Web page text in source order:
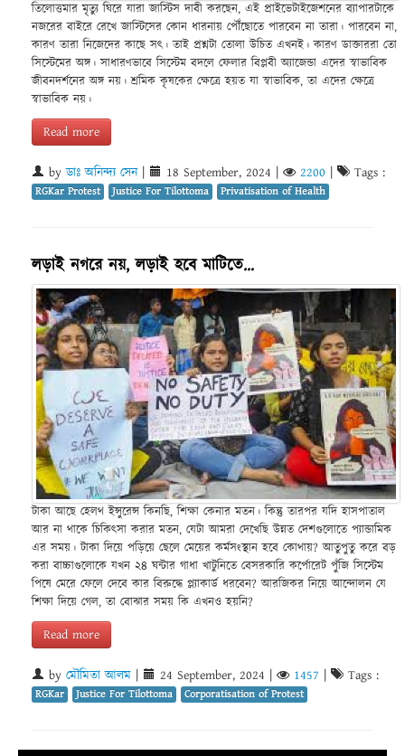
তিলোত্তমার মৃত্যু ঘিরে যারা জাস্টিস দাবী করছেন, এই প্রাইভেটাইজেশনের ব্যাপারটাকে
নজরের বাইরে রেখে জাস্টিসের কোন ধারনায় পৌঁছোতে পারবেন না তারা। পারবেন না,
কারণ তারা নিজেদের কাছে সৎ। তাই প্রশ্নটা তোলা উচিত এখনই। কারণ ডাক্তাররা তো
সিস্টেমের অঙ্গ। সাধারণভাবে সিস্টেম বদলে ফেলার বিপ্লবী অ্যাজেন্ডা এদের স্বাভাবিক
জীবনদর্শনের অঙ্গ নয়। শ্রমিক কৃষকের ক্ষেত্রে হয়ত যা স্বাভাবিক, তা এদের ক্ষেত্রে
স্বাভাবিক নয়।
Read more
byডাঃ অনিন্দ্য সেন| 18 September, 2024 2200 Tags :
RGKar Protest Justice For Tilottoma Privatisation of Health
লড়াই নগরে নয়, লড়াই হবে মাটিতে…
টাকা আছে হেলথ ইন্সুরেন্স কিনছি, শিক্ষা কেনার মতন। কিন্তু তারপর যদি হাসপাতাল
আর না থাকে চিকিৎসা করার মতন, যেটা আমরা দেখেছি উন্নত দেশগুলোতে প্যান্ডামিক
এর সময়। টাকা দিয়ে পড়িয়ে ছেলে মেয়ের কর্মসংস্থান হবে কোথায়? আতুপুতু করে বড়
করা বাচ্চাগুলোকে যখন ২৪ ঘন্টার গাধা খাটুনিতে বেসরকারি কর্পোরেট পুঁজি সিস্টেম
পিষে মেরে ফেলে দেবে কার বিরুদ্ধে প্ল্যাকার্ড ধরবেন? আরজিকর নিয়ে আন্দোলন যে
শিক্ষা দিয়ে গেল, তা বোঝার সময় কি এখনও হয়নি?
Read more
by মৌমিতা আলম 24 September, 2024 1457 Tags :
RGKar Justice For Tilottoma Corporatisation of Protest